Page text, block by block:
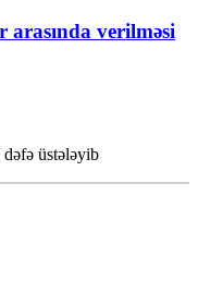
arasında verilməsi
üstələyib